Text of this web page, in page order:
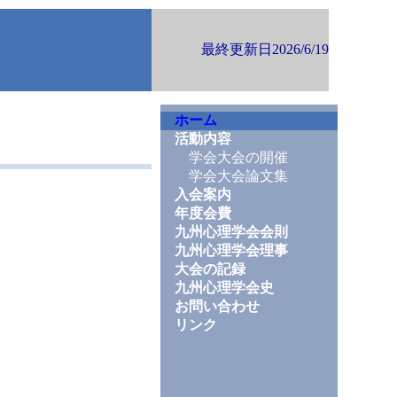
最終更新日2026/6/19
ホーム
活動内容
学会大会の開催
学会大会論文集
入会案内
年度会費
九州心理学会会則
九州心理学会理事
大会の記録
九州心理学会史
お問い合わせ
リンク